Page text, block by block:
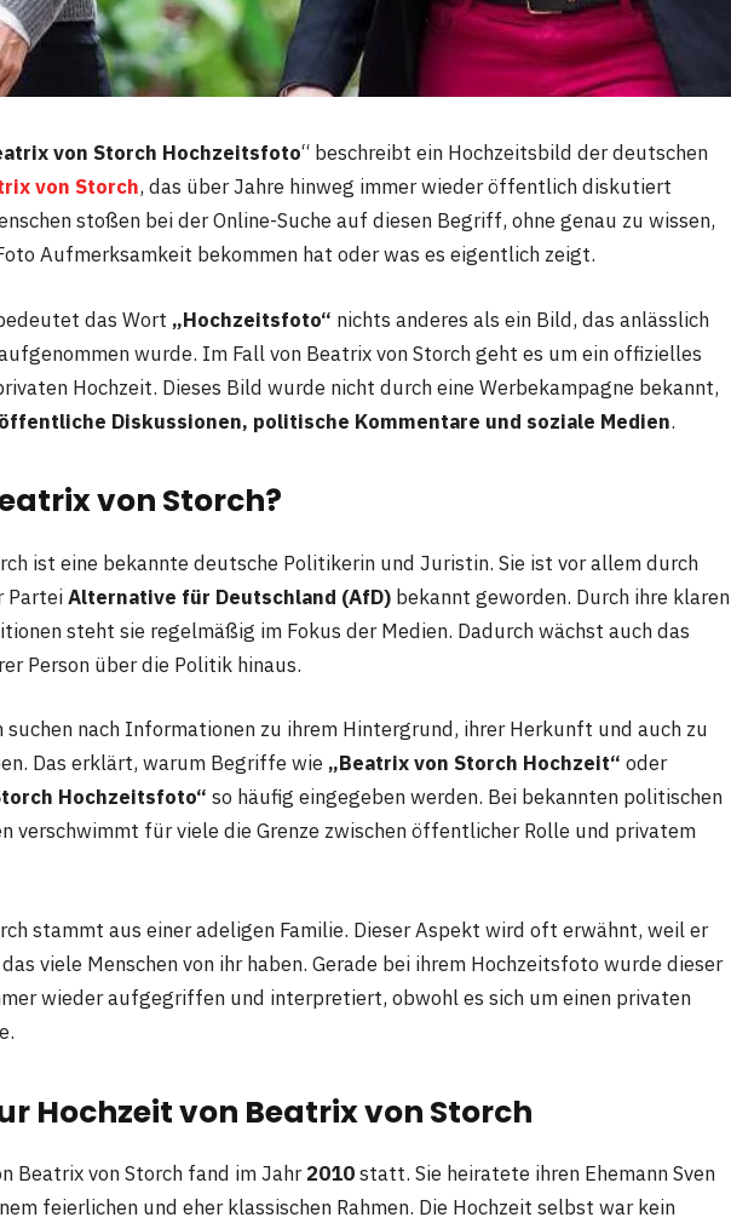
von Storch Hochzeitsfoto“ beschreibt ein Hochzeitsbild der deutschen
von Storch, das über Jahre hinweg immer wieder öffentlich diskutiert
stoßen bei der Online-Suche auf diesen Begriff, ohne genau zu wissen,
Aufmerksamkeit bekommen hat oder was es eigentlich zeigt.
das Wort „Hochzeitsfoto“ nichts anderes als ein Bild, das anlässlich
wurde. Im Fall von Beatrix von Storch geht es um ein offizielles
Hochzeit. Dieses Bild wurde nicht durch eine Werbekampagne bekannt,
öffentliche Diskussionen, politische Kommentare und soziale Medien.
von Storch?
ist eine bekannte deutsche Politikerin und Juristin. Sie ist vor allem durch
ParteiAlternative für Deutschland (AfD) bekannt geworden. Durch ihre klaren
steht sie regelmäßig im Fokus der Medien. Dadurch wächst auch das
Person über die Politik hinaus.
suchen nach Informationen zu ihrem Hintergrund, ihrer Herkunft und auch zu
Das erklärt, warum Begriffe wie „Beatrix von Storch Hochzeit“ oder
Hochzeitsfoto“ so häufig eingegeben werden. Bei bekannten politischen
verschwimmt für viele die Grenze zwischen öffentlicher Rolle und privatem
stammt aus einer adeligen Familie. Dieser Aspekt wird oft erwähnt, weil er
viele Menschen von ihr haben. Gerade bei ihrem Hochzeitsfoto wurde dieser
wieder aufgegriffen und interpretiert, obwohl es sich um einen privaten
Hochzeit von Beatrix von Storch
Beatrix von Storch fand im Jahr2010statt. Sie heiratete ihren Ehemann Sven
feierlichen und eher klassischen Rahmen. Die Hochzeit selbst war kein